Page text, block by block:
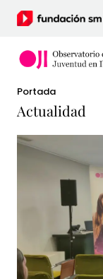
Portada
Actualidad